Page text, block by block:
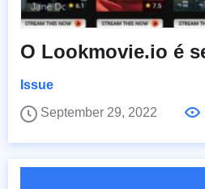
O Lookmovie.io é
Issue
September 29, 2022